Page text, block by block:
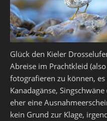
Glück den Kieler
Abreise im Prachtkleid
fotografieren zu können, es
Kanadagänse,
eher eine
kein Grund zur Klage,